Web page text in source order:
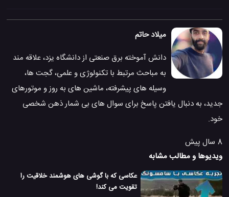
میلاد حاتم
دانش آموخته برق صنعتی از دانشگاه یزد، علاقه مند
به مباحث مرتبط با تکنولوژی و علمی، گجت ها،
وسیله های پیشرفته، ماشین های به روز و موتورهای
جدید، به دنبال یافتن پاسخ برای سوال های بی شمار ذهن شخصی
خود.
8 سال پیش
ویدیوها و مطالب مشابه
عکاسی که با گوشی های هوشمند خلاقیت را
تقویت می کند!